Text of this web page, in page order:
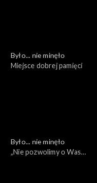
Było... nie minęło
Miejsce dobrej pamięci
Było... nie minęło
„Nie pozwolimy o Was